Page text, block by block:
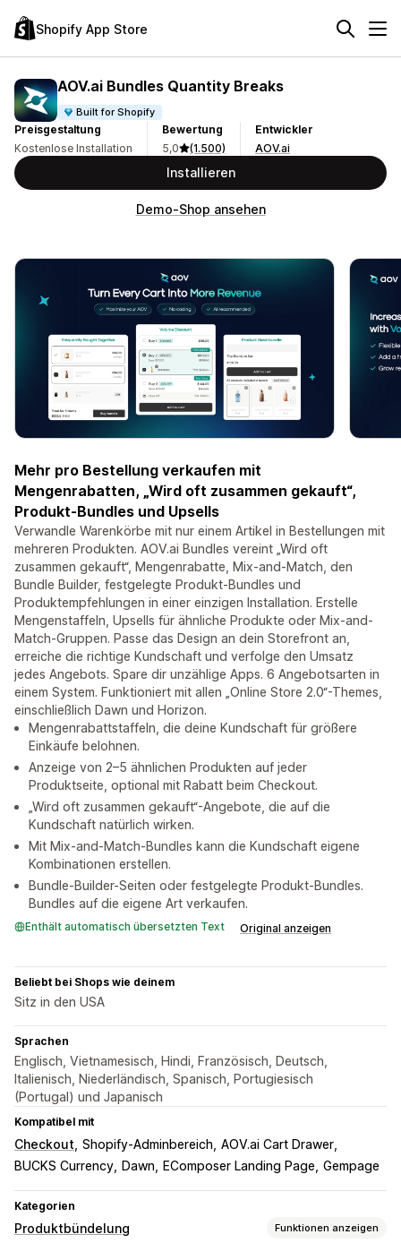
Shopify App Store
AOV.ai Bundles Quantity Breaks
Built for Shopify
Preisgestaltung
Kostenlose Installation
Bewertung
5,0
(1.500)
Entwickler
AOV.ai
Installieren
Demo-Shop ansehen
Mehr pro Bestellung verkaufen mit
Mengenrabatten, „Wird oft zusammen gekauft“,
Produkt-Bundles und Upsells
Verwandle Warenkörbe mit nur einem Artikel in Bestellungen mit
mehreren Produkten. AOV.ai Bundles vereint „Wird oft
zusammen gekauft“, Mengenrabatte, Mix-and-Match, den
Bundle Builder, festgelegte Produkt-Bundles und
Produktempfehlungen in einer einzigen Installation. Erstelle
Mengenstaffeln, Upsells für ähnliche Produkte oder Mix-and-
Match-Gruppen. Passe das Design an dein Storefront an,
erreiche die richtige Kundschaft und verfolge den Umsatz
jedes Angebots. Spare dir unzählige Apps. 6 Angebotsarten in
einem System. Funktioniert mit allen „Online Store 2.0“-Themes,
einschließlich Dawn und Horizon.
Mengenrabattstaffeln, die deine Kundschaft für größere
Einkäufe belohnen.
Anzeige von 2–5 ähnlichen Produkten auf jeder
Produktseite, optional mit Rabatt beim Checkout.
„Wird oft zusammen gekauft“-Angebote, die auf die
Kundschaft natürlich wirken.
Mit Mix-and-Match-Bundles kann die Kundschaft eigene
Kombinationen erstellen.
Bundle-Builder-Seiten oder festgelegte Produkt-Bundles.
Bundles auf die eigene Art verkaufen.
Enthält automatisch übersetzten Text Original anzeigen
Beliebt bei Shops wie deinem
Sitz in den USA
Sprachen
Englisch, Vietnamesisch, Hindi, Französisch, Deutsch,
Italienisch, Niederländisch, Spanisch, Portugiesisch
(Portugal) und Japanisch
Kompatibel mit
Checkout Shopify-Adminbereich AOV.ai Cart Drawer
BUCKS Currency
Dawn EComposer Landing Page Gempage
Kategorien
Produktbündelung Funktionen anzeigen